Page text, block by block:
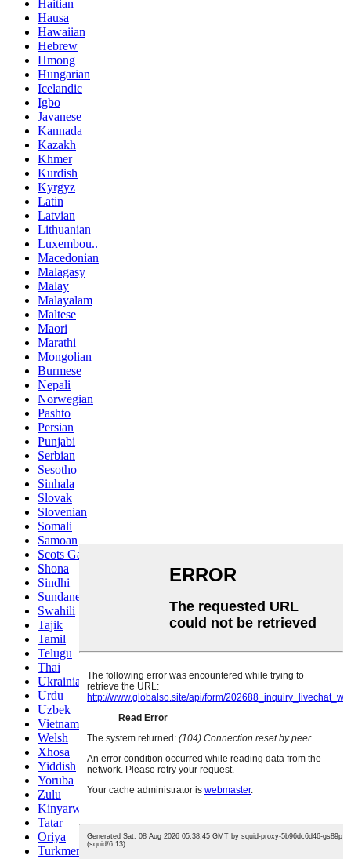
Haitian
Hausa
Hawaiian
Hebrew
Hmong
Hungarian
Icelandic
Igbo
Javanese
Kannada
Kazakh
Khmer
Kurdish
Kyrgyz
Latin
Latvian
Lithuanian
Luxembou..
Macedonian
Malagasy
Malay
Malayalam
Maltese
Maori
Marathi
Mongolian
Burmese
Nepali
Norwegian
Pashto
Persian
Punjabi
Serbian
Sesotho
Sinhala
Slovak
Slovenian
Somali
Samoan
Scots Gaelic
Shona
Sindhi
Sundanese
Swahili
Tajik
Tamil
Telugu
Thai
Ukrainian
Urdu
Uzbek
Vietnamese
Welsh
Xhosa
Yiddish
Yoruba
Zulu
Kinyarwanda
Tatar
Oriya
Turkmen